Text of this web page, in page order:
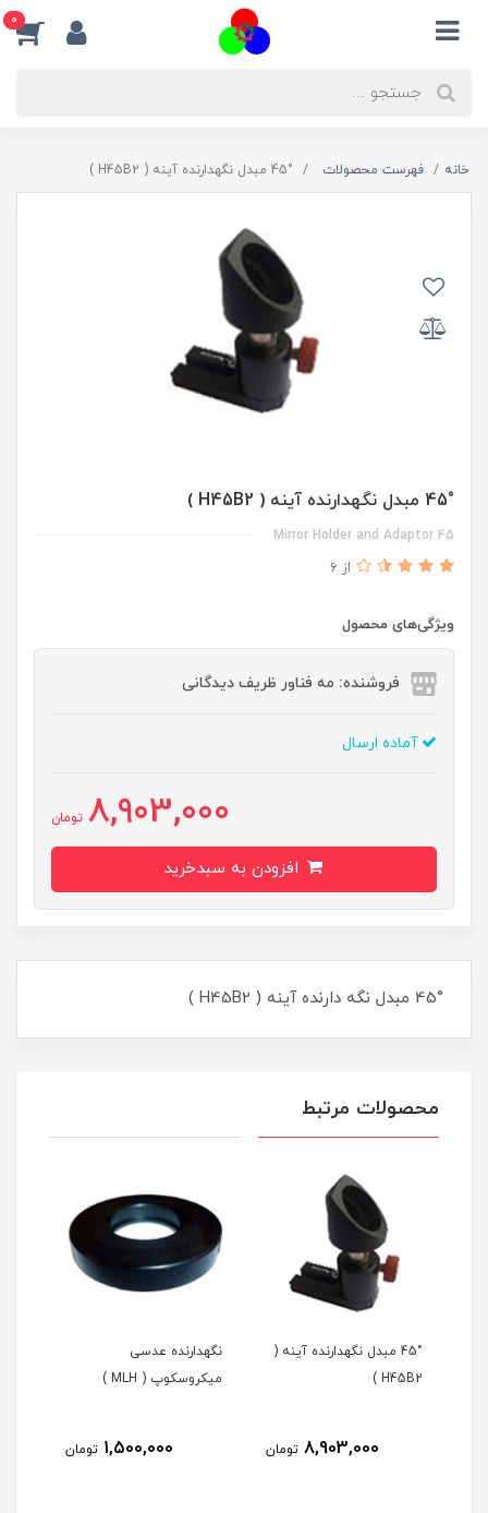
0
خانه فهرست محصولات 45° مبدل نگه‏دارنده آینه ( H45B2 )
45° مبدل نگه‏دارنده آینه ( H45B2 )
45 Mirror Holder and Adaptor
از 6
ویژگی‌های محصول
فروشنده: مه فناور ظریف دیدگانی
آماده ارسال
8,903,000 تومان
45° مبدل نگه ‏دارنده آینه ( H45B2 )
محصولات مرتبط
45° مبدل نگه‏دارنده آینه (
H45B2 )
8,903,000 تومان
نگهدارنده عدسی
میکروسکوپ ( MLH )
1,500,000 تومان